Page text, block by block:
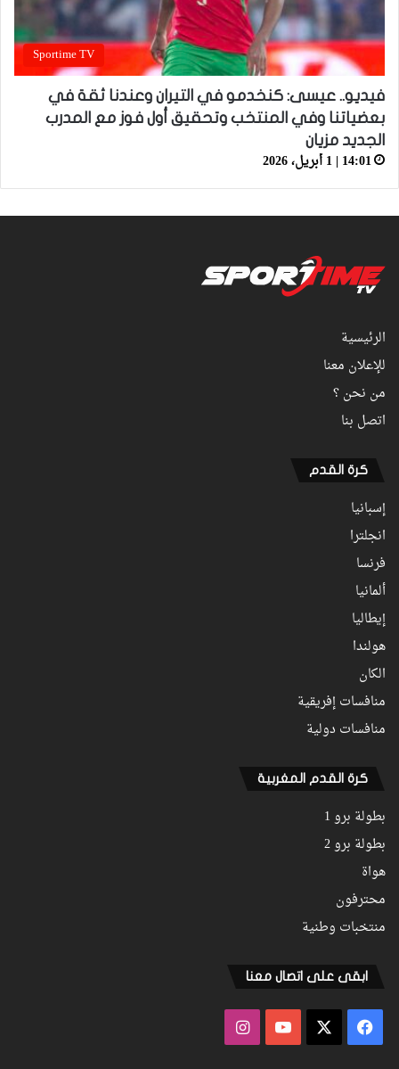
Sportime TV
فيديو.. عيسى: كنخدمو في التيران وعندنا ثقة في
بعضياتنا وفي المنتخب وتحقيق أول فوز مع المدرب
الجديد مزيان
14:01 | 1 أبريل، 2026
الرئيسية
للإعلان معنا
من نحن ؟
اتصل بنا
كرة القدم
إسبانيا
انجلترا
فرنسا
ألمانيا
إيطاليا
هولندا
الكان
منافسات إفريقية
منافسات دولية
كرة القدم المغربية
بطولة برو 1
بطولة برو 2
هواة
محترفون
منتخبات وطنية
ابقى على اتصال معنا
فيسبوك ‫YouTubeانستقرام